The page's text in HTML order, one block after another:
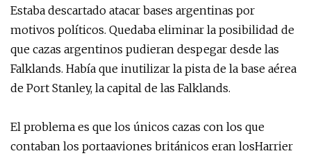
Estaba descartado atacar bases argentinas por
motivos políticos. Quedaba eliminar la posibilidad de
que cazas argentinos pudieran despegar desde las
Falklands. Había que inutilizar la pista de la base aérea
de Port Stanley, la capital de las Falklands.
El problema es que los únicos cazas con los que
contaban los portaaviones británicos eran losHarrier